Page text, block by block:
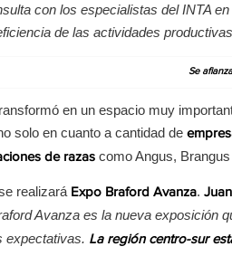
con los especialistas del INTA
de las actividades productivas
Se
en un espacio muy
solo en cuanto a cantidad de
de razas como Angus,
realizará Expo Braford Avanza.
Avanza es la nueva exposición
expectativas. La región centro-sur